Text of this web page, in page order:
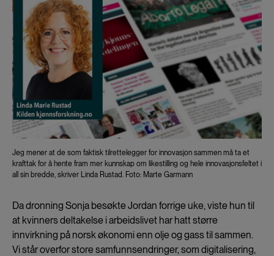
Jeg mener at de som faktisk tilrettelegger for innovasjon sammen må ta et
krafttak for å hente fram mer kunnskap om likestilling og hele innovasjonsfeltet i
all sin bredde, skriver Linda Rustad. Foto: Marte Garmann
Da dronning Sonja besøkte Jordan forrige uke, viste hun til
at kvinners deltakelse i arbeidslivet har hatt større
innvirkning på norsk økonomi enn olje og gass til sammen.
Vi står overfor store samfunnsendringer, som digitalisering,